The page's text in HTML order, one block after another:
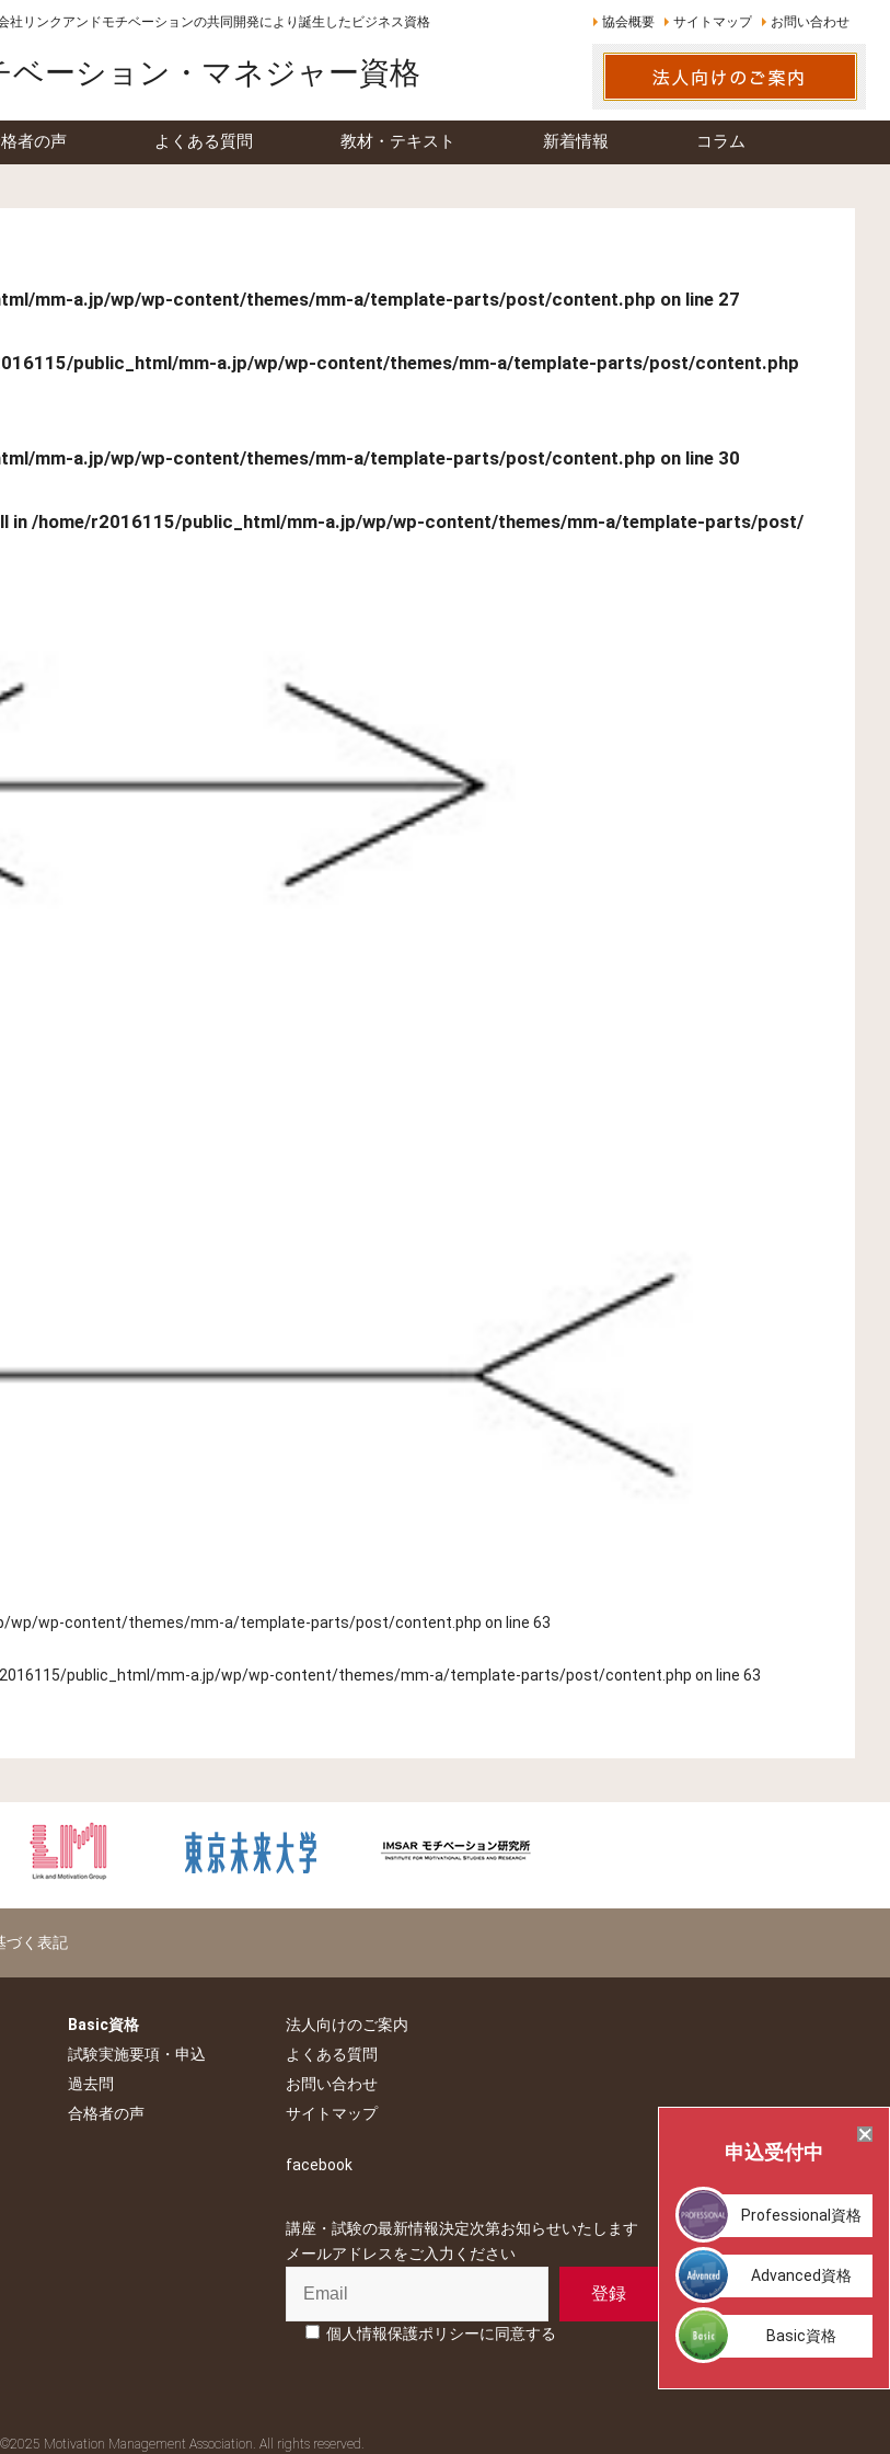
社リンクアンドモチベーションの共同開発により誕生したビジネス資格 協会概要 サイトマップ お問い合わせ
ベーション・マネジャー資格
者の声 よくある質問 教材・テキスト 新着情報 コラム
mm-a.jp/wp/wp-content/themes/mm-a/template-parts/post/content.php on line 27
public_html/mm-a.jp/wp/wp-content/themes/mm-a/template-parts/post/content.php
mm-a.jp/wp/wp-content/themes/mm-a/template-parts/post/content.php on line 30
in/home/r2016115/public_html/mm-a.jp/wp/wp-content/themes/mm-a/template-parts/post/
wp/wp-content/themes/mm-a/template-parts/post/content.php on line 63
public_html/mm-a.jp/wp/wp-content/themes/mm-a/template-parts/post/content.php on line 63
申込受付中
Professional 資格
Advanced資格
Basic資格
づく表記
Basic資格
試験実施要項・申込
過去問
合格者の声
法人向けのご案内
よくある質問
お問い合わせ
サイトマップ
facebook
講座・試験の最新情報決定次第お知らせいたします
メールアドレスをご入力ください
個人情報保護ポリシーに同意する
Motivation Management Association. All rights reserved.